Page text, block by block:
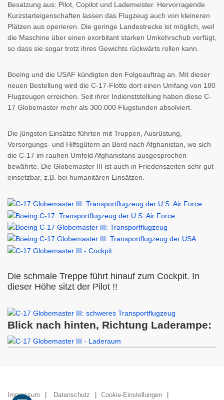
Besatzung aus: Pilot, Copilot und Lademeister. Hervorragende
Kurzstarteigenschaften lassen das Flugzeug auch von kleineren
Plätzen aus operieren. Die geringe Landestrecke ist möglich, weil
die Maschine über einen exorbitant starken Umkehrschub verfügt,
so dass sie sogar trotz ihres Gewichts rückwärts rollen kann.
Boeing und die USAF kündigten den Folgeauftrag an. Mit dieser
neuen Bestellung wird die C-17-Flotte dort einen Umfang von 180
Flugzeugen erreichen. Seit ihrer Indienststellung haben diese C-
17 Globemaster mehr als 300.000 Flugstunden absolviert.
Die jüngsten Einsätze führten mit Truppen, Ausrüstung,
Versorgungs- und Hilfsgütern an Bord nach Afghanistan, wo sich
die C-17 im rauhen Umfeld Afghanistans ausgesprochen
bewährte. Die Globemaster III ist auch in Friedenszeiten sehr gut
einsetzbar, z.B. bei humanitären Einsätzen.
Die schmale Treppe führt hinauf zum Cockpit. In
dieser Höhe sitzt der Pilot !!
Blick nach hinten, Richtung Laderampe:
Impressum Datenschutz Cookie-Einstellungen